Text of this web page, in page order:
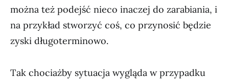
można też podejść nieco inaczej do zarabiania, i
na przykład stworzyć coś, co przynosić będzie
zyski długoterminowo.
Tak chociażby sytuacja wygląda w przypadku